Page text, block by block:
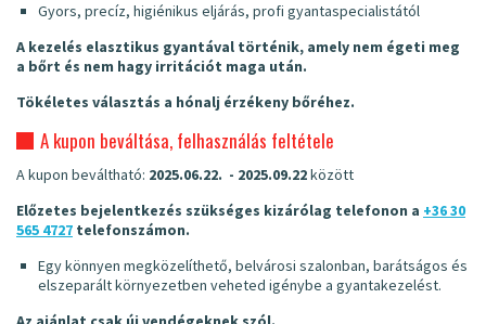
Gyors, precíz, higiénikus eljárás, profi gyantaspecialistától
A kezelés elasztikus gyantával történik, amely nem égeti meg
a bőrt és nem hagy irritációt maga után.
Tökéletes választás a hónalj érzékeny bőréhez.
A kupon beváltása, felhasználás feltétele
A kupon beváltható: 2025.06.22. - 2025.09.22között
Előzetes bejelentkezés szükséges kizárólag telefonon a +36 30
565 4727 telefonszámon.
Egy könnyen megközelíthető, belvárosi szalonban, barátságos és
elszeparált környezetben veheted igénybe a gyantakezelést.